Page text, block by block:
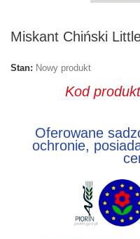
Miskant Chiński
Stan: Nowy produkt
Kod
Oferowane
ochronie,